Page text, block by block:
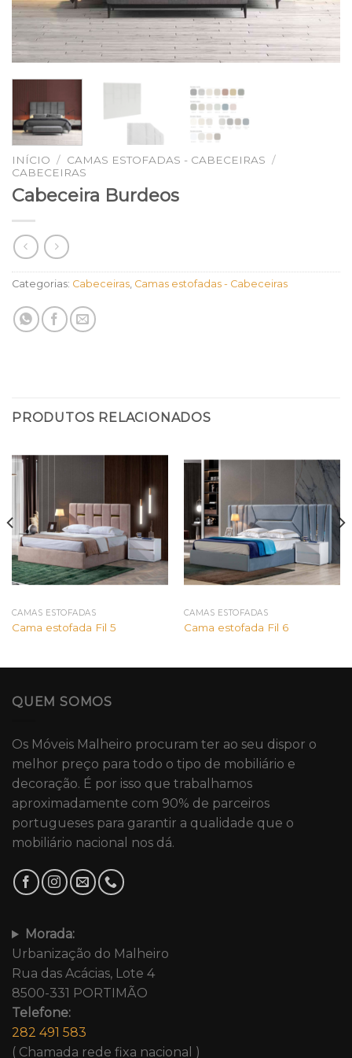
INÍCIO / CAMAS ESTOFADAS - CABECEIRAS /
CABECEIRAS
Cabeceira Burdeos
Categorias: Cabeceiras, Camas estofadas - Cabeceiras
PRODUTOS RELACIONADOS
CAMAS ESTOFADAS
Cama estofada Fil 5
CAMAS ESTOFADAS
Cama estofada Fil 6
QUEM SOMOS
Os Móveis Malheiro procuram ter ao seu dispor o
melhor preço para todo o tipo de mobiliário e
decoração. É por isso que trabalhamos
aproximadamente com 90% de parceiros
portugueses para garantir a qualidade que o
mobiliário nacional nos dá.
Morada:
Urbanização do Malheiro
Rua das Acácias, Lote 4
8500-331 PORTIMÃO
Telefone:
282 491 583
( Chamada rede fixa nacional )